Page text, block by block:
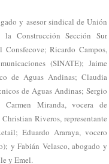
y asesor sindical de Unión
la Construcción Sección Sur
Consfecove; Ricardo Campos,
(SINATE); Jaime
de Aguas Andinas; Claudia
de Aguas Andinas; Sergio
Miranda, vocera de
Riveros, representante
Eduardo Araraya, vocero
y Fabián Velasco, abogado y
y Emel.